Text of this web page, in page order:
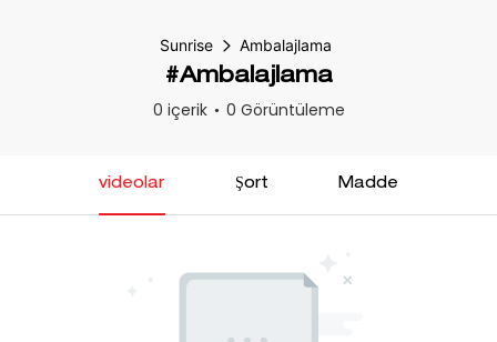
Sunrise Ambalajlama
#Ambalajlama
0 içerik
0 Görüntüleme
videolar Şort Madde